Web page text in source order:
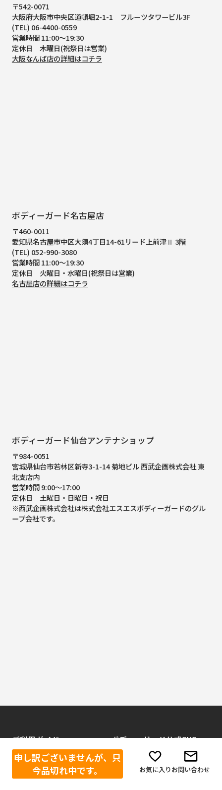
申し訳ございませんが、只
今品切れ中です。
お気に入りお問い合わせ
〒542-0071
大阪府大阪市中央区道頓堀2-1-1
フルーツタワービル3F
(TEL) 06-4400-0559
営業時間 11:00～19:30
定休日 木曜日(祝祭日は営業)
大阪なんば店の詳細はコチラ
ボディーガード名古屋店
〒460-0011
愛知県名古屋市中区大須4丁目14-61リード上前津Ⅱ 3階
(TEL) 052-990-3080
営業時間 11:00～19:30
定休日 火曜日・水曜日(祝祭日は営業)
名古屋店の詳細はコチラ
ボディーガード仙台アンテナショップ
〒984-0051
宮城県仙台市若林区新寺3-1-14 菊地ビル 西武企画株式会社 東
北支店内
営業時間 9:00～17:00
定休日 土曜日・日曜日・祝日
※西武企画株式会社は株式会社エスエスボディーガードのグル
ープ会社です。
ご利用ガイド
当店が選ばれる理由
お買い物方法
ボディーガード公式SNS
Facebook